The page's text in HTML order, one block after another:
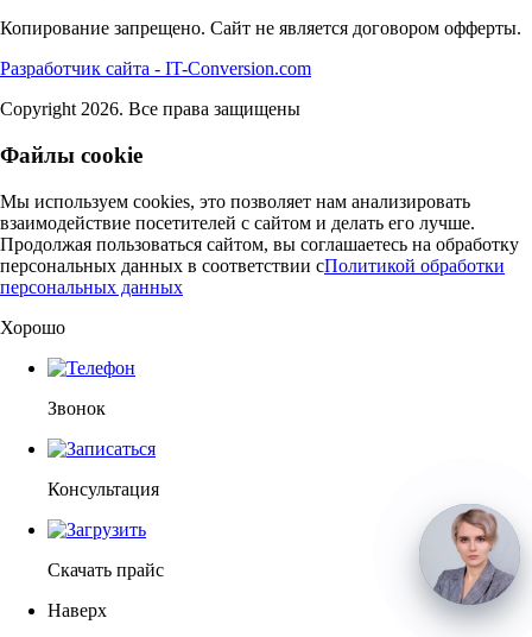
Копирование запрещено. Сайт не является договором офферты.
Разработчик сайта - IT-Conversion.com
Copyright 2026. Все права защищены
Файлы cookie
Мы используем cookies, это позволяет нам анализировать
взаимодействие посетителей с сайтом и делать его лучше.
Продолжая пользоваться сайтом, вы соглашаетесь на обработку
персональных данных в соответствии cПолитикой обработки
персональных данных
Хорошо
Звонок
Консультация
Скачать прайс
Наверх